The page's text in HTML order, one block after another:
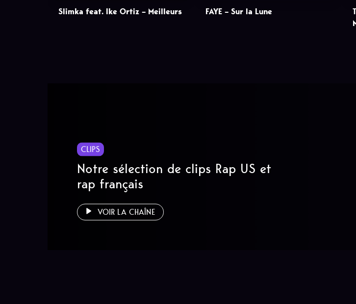
Slimka feat. Ike Ortiz – Meilleurs FAYE – Sur la Lune
CLIPS
Notre sélection de clips Rap US et
rap français
VOIR LA CHAÎNE